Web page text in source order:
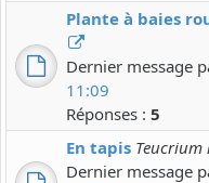
Plante à baies
Dernier message
11:09
Réponses : 5
En tapis
Dernier message